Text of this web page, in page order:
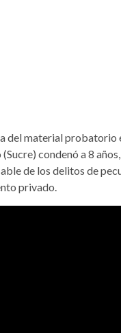
del material probatorio
condenó a 8
de los delitos de
privado.